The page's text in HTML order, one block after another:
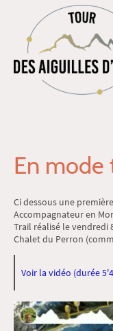
En mode
Ci dessous une
Accompagnateur en
Trail réalisé le vendredi
Chalet du Perron
Voir la vidéo (durée